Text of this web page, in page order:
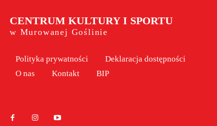
CENTRUM KULTURY I SPORTU
w Murowanej Goślinie
Polityka prywatności
Deklaracja dostępności
O nas
Kontakt BIP